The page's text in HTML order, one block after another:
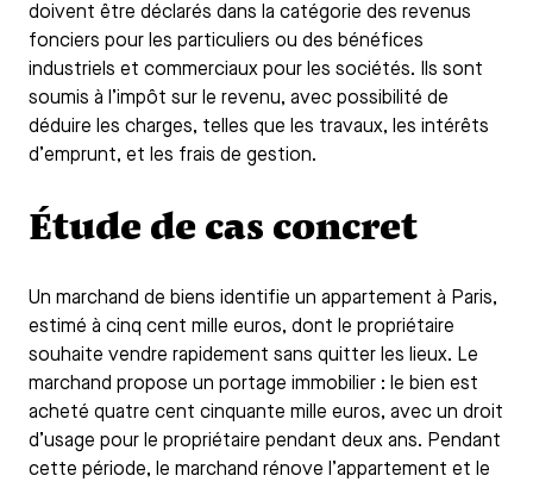
doivent être déclarés dans la catégorie des revenus
fonciers pour les particuliers ou des bénéfices
industriels et commerciaux pour les sociétés. Ils sont
soumis à l’impôt sur le revenu, avec possibilité de
déduire les charges, telles que les travaux, les intérêts
d’emprunt, et les frais de gestion.
Étude de cas concret
Un marchand de biens identifie un appartement à Paris,
estimé à cinq cent mille euros, dont le propriétaire
souhaite vendre rapidement sans quitter les lieux. Le
marchand propose un portage immobilier : le bien est
acheté quatre cent cinquante mille euros, avec un droit
d’usage pour le propriétaire pendant deux ans. Pendant
cette période, le marchand rénove l’appartement et le